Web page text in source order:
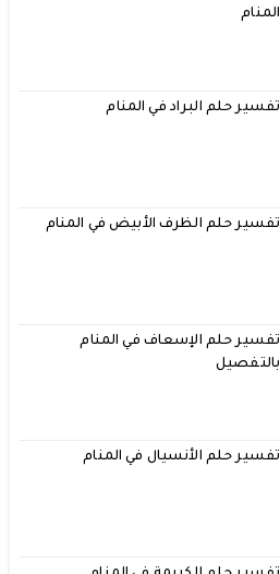
المنام
تفسير حلم البراد في المنام
تفسير حلم الظرف الأبيض في المنام
تفسير حلم الإسعاف في المنام
بالتفصيل
تفسير حلم الأنسيال في المنام